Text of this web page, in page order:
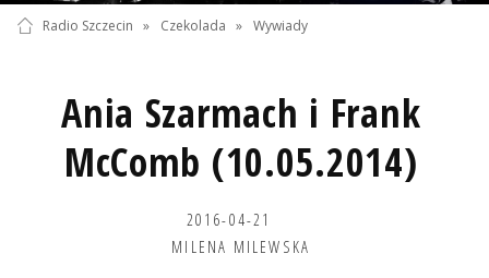
Radio Szczecin » Czekolada » Wywiady
Ania Szarmach i Frank
McComb (10.05.2014)
2016-04-21
MILENA MILEWSKA